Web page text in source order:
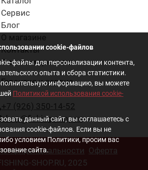
Cервис
Блог
О магазине
Контакты
Оплата и доставка
Гарантия и сервис
+7 (926) 350-14-52
shop@fishing-shop.ru
Оферта
SHOP.RU, 2025
cookie-файлов
файлы для персонализации контента,
опыта и сбора статистики.
информацию, вы можете
Политикой использования cookie-
данный сайт, вы соглашаетесь с
cookie-файлов. Если вы не
условием Политики, просим вас
сайта.